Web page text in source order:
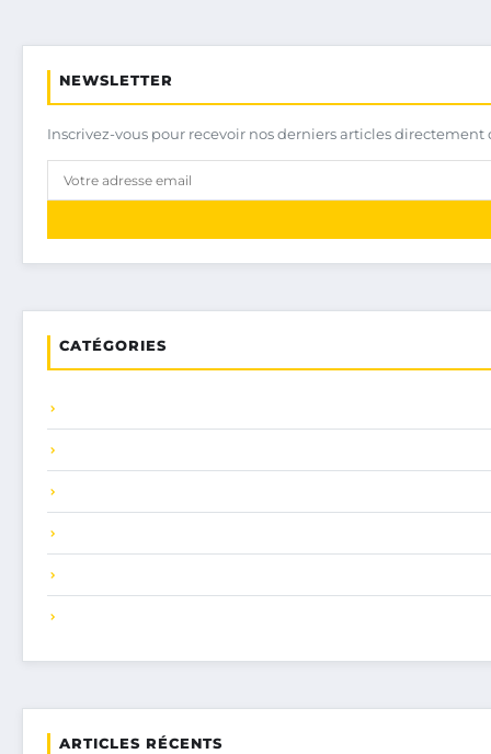
NEWSLETTER
Inscrivez-vous pour recevoir nos derniers articles
CATÉGORIES
ARTICLES RÉCENTS